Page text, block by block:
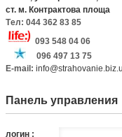
ст. м. Контрактова площа
Tел: 044 362 83 85
093 548 04 06
096 497 13 75
E-mail:
Панель управления
логин :